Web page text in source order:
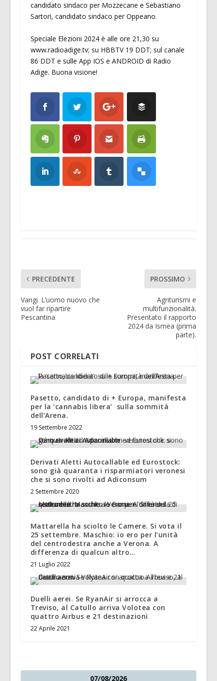
candidato sindaco per Mozzecane e Sebastiano
Sartori, candidato sindaco per Oppeano.
Speciale Elezioni 2024 è alle ore 21,30 su
www.radioadige.tv; su HBBTV 19 DDT; sul canale
86 DDT e sulle App IOS e ANDROID di Radio
Adige. Buona visione!
PRECEDENTE
Vangi. L’uomo nuovo che
vuol far ripartire
Pescantina
PROSSIMO
Agriturismi e
multifunzionalità.
Presentato il rapporto
2024 da Ismea (prima
parte).
POST CORRELATI
Pasetto, candidato di + Europa, manifesta
per la ‘cannabis libera’ sulla sommità
dell’Arena.
19 Settembre 2022
Derivati Aletti Autocallable ed Eurostock:
sono già quaranta i risparmiatori veronesi
che si sono rivolti ad Adiconsum
2 Settembre 2020
Mattarella ha sciolto le Camere. Si vota il
25 settembre. Maschio: io ero per l’unità
del centrodestra anche a Verona. A
differenza di qualcun altro…
21 Luglio 2022
Duelli aerei. Se RyanAir si arrocca a
Treviso, al Catullo arriva Volotea con
quattro Airbus e 21 destinazioni
22 Aprile 2021
07/08/2026